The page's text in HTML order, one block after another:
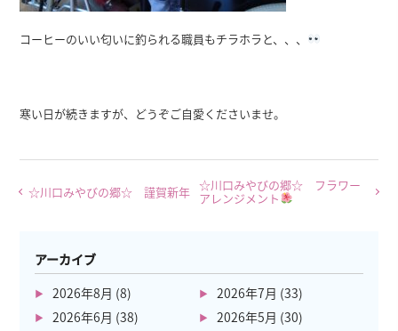
コーヒーのいい匂いに釣られる職員もチラホラと、、、
寒い日が続きますが、どうぞご自愛くださいませ。
☆川口みやびの郷☆ 謹賀新年 ☆川口みやびの郷☆ フラワー
アレンジメント
アーカイブ
2026年8月 (8) 2026年7月 (33)
2026年6月 (38) 2026年5月 (30)